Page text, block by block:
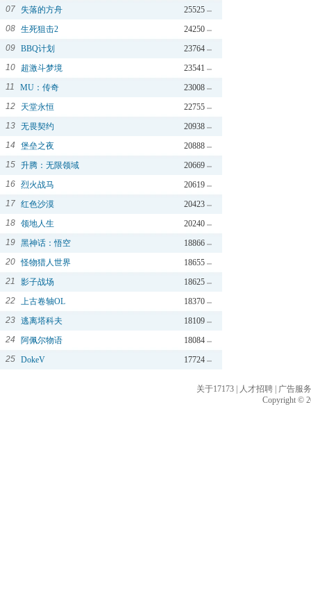
07
25525
失落的方舟
08
24250
生死狙击2
09
23764
BBQ计划
10
23541
超激斗梦境
11
23008
MU：传奇
12
22755
天堂永恒
13
20938
无畏契约
14
20888
堡垒之夜
15
20669
升腾：无限领域
16
20619
烈火战马
17
20423
红色沙漠
18
20240
领地人生
19
18866
黑神话：悟空
20
18655
怪物猎人世界
21
18625
影子战场
22
18370
上古卷轴OL
23
18109
逃离塔科夫
24
18084
阿佩尔物语
25
17724
DokeV
关于17173 人才招聘
广告服务
Copyright ©